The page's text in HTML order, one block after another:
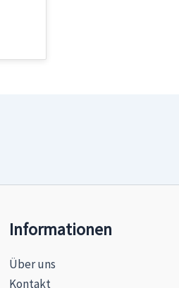
Informationen
Über uns
Kontakt